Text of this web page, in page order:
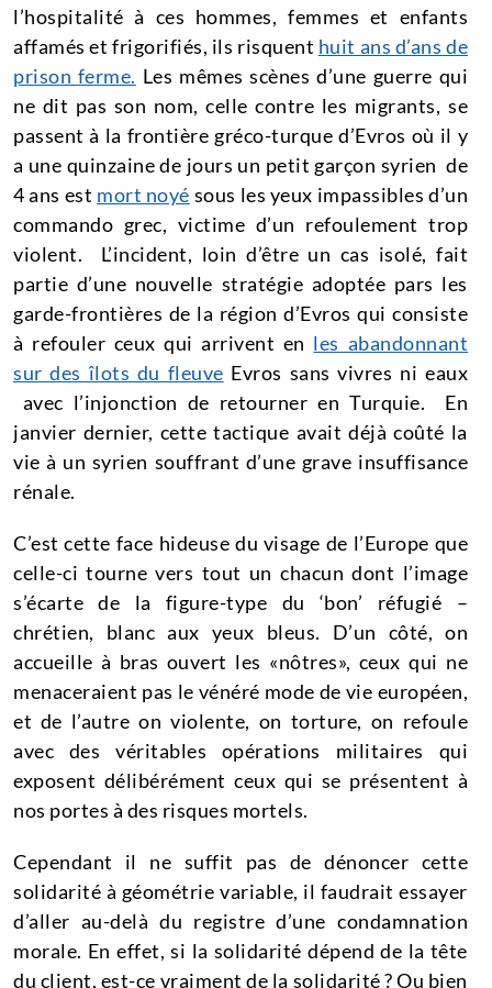
l’hospitalité à ces hommes, femmes et enfants
affamés et frigorifiés, ils risquent huit ans d’ans de
prison ferme. Les mêmes scènes d’une guerre qui
ne dit pas son nom, celle contre les migrants, se
passent à la frontière gréco-turque d’Evros où il y
a une quinzaine de jours un petit garçon syrien de
4 ans est mort noyé sous les yeux impassibles d’un
commando grec, victime d’un refoulement trop
violent. L’incident, loin d’être un cas isolé, fait
partie d’une nouvelle stratégie adoptée pars les
garde-frontières de la région d’Evros qui consiste
à refouler ceux qui arrivent en les abandonnant
sur des îlots du fleuve Evros sans vivres ni eaux
avec l’injonction de retourner en Turquie. En
janvier dernier, cette tactique avait déjà coûté la
vie à un syrien souffrant d’une grave insuffisance
rénale.
C’est cette face hideuse du visage de l’Europe que
celle-ci tourne vers tout un chacun dont l’image
s’écarte de la figure-type du ‘bon’ réfugié –
chrétien, blanc aux yeux bleus. D’un côté, on
accueille à bras ouvert les «nôtres», ceux qui ne
menaceraient pas le vénéré mode de vie européen,
et de l’autre on violente, on torture, on refoule
avec des véritables opérations militaires qui
exposent délibérément ceux qui se présentent à
nos portes à des risques mortels.
Cependant il ne suffit pas de dénoncer cette
solidarité à géométrie variable, il faudrait essayer
d’aller au-delà du registre d’une condamnation
morale. En effet, si la solidarité dépend de la tête
du client, est-ce vraiment de la solidarité ? Ou bien